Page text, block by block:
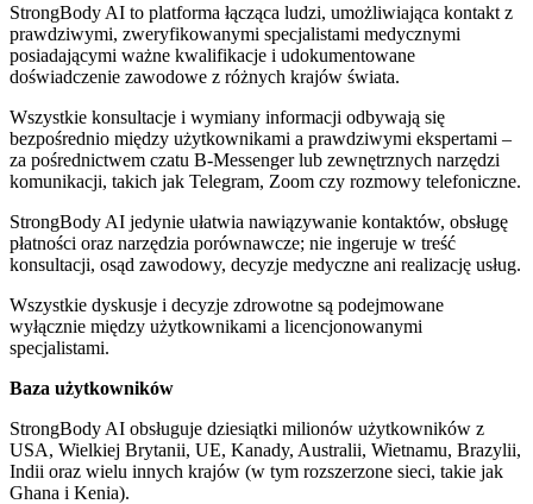
StrongBody AI to platforma łącząca ludzi, umożliwiająca kontakt z
prawdziwymi, zweryfikowanymi specjalistami medycznymi
posiadającymi ważne kwalifikacje i udokumentowane
doświadczenie zawodowe z różnych krajów świata.
Wszystkie konsultacje i wymiany informacji odbywają się
bezpośrednio między użytkownikami a prawdziwymi ekspertami –
za pośrednictwem czatu B-Messenger lub zewnętrznych narzędzi
komunikacji, takich jak Telegram, Zoom czy rozmowy telefoniczne.
StrongBody AI jedynie ułatwia nawiązywanie kontaktów, obsługę
płatności oraz narzędzia porównawcze; nie ingeruje w treść
konsultacji, osąd zawodowy, decyzje medyczne ani realizację usług.
Wszystkie dyskusje i decyzje zdrowotne są podejmowane
wyłącznie między użytkownikami a licencjonowanymi
specjalistami.
Baza użytkowników
StrongBody AI obsługuje dziesiątki milionów użytkowników z
USA, Wielkiej Brytanii, UE, Kanady, Australii, Wietnamu, Brazylii,
Indii oraz wielu innych krajów (w tym rozszerzone sieci, takie jak
Ghana i Kenia).